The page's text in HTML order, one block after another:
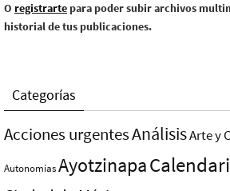
O registrarte para poder subir archivos
historial de tus publicaciones.
Categorías
Acciones urgentesAnálisisArte y
AutonomíasAyotzinapa